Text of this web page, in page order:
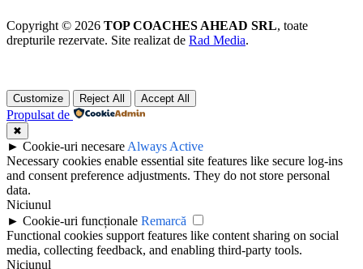
Copyright © 2026 TOP COACHES AHEAD SRL, toate
drepturile rezervate. Site realizat de Rad Media.
Customize Reject All Accept All
Propulsat de
✖
► Cookie-uri necesare Always Active
Necessary cookies enable essential site features like secure log-ins
and consent preference adjustments. They do not store personal
data.
Niciunul
► Cookie-uri funcționale Remarcă
Functional cookies support features like content sharing on social
media, collecting feedback, and enabling third-party tools.
Niciunul